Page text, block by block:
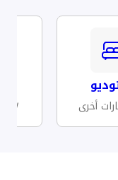
٦٧ عقارات أخرى